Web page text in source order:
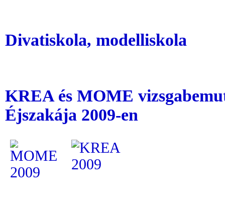
Divatiskola, modelliskola
KREA és MOME
Éjszakája 2009-en